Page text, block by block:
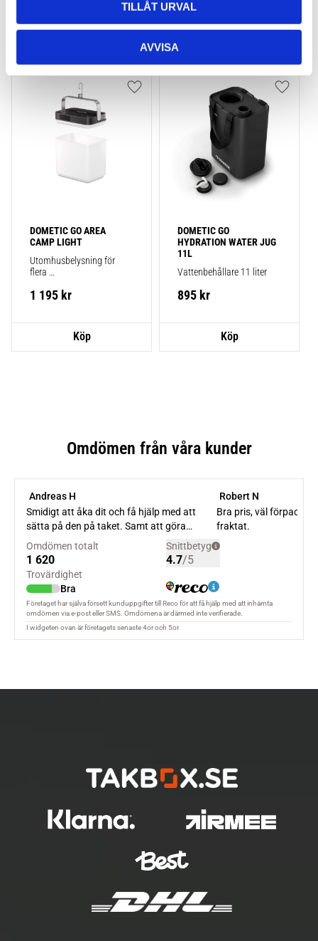
TILLÅT URVAL
AVVISA
995
DOMETIC GO AREA
CAMP LIGHT
Utomhusbelysning för
flera
åtta färger
1 195 kr
Lägg till i favoriter
DOMETIC GO
HYDRATION WATER JUG
11L
Vattenbehållare 11 liter
895 kr
Lägg